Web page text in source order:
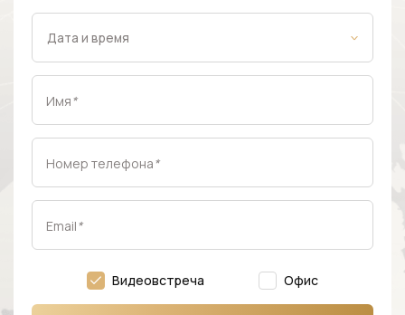
Имя*
Номер телефона*
Email*
Видеовстреча Офис